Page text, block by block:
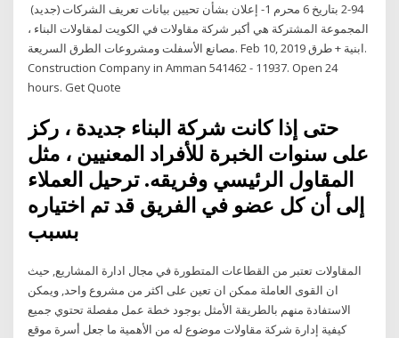
94-2 بتاريخ 6 محرم 1- إعلان بشأن تحيين بيانات تعريف الشركات (جديد)
المجموعة المشتركة هي أكبر شركة مقاولات في الكويت لمقاولات البناء ،
مصانع الأسفلت ومشروعات الطرق السريعة. Feb 10, 2019 ابنية + طرق.
Construction Company in Amman 541462 - 11937. Open 24
hours. Get Quote
حتى إذا كانت شركة البناء جديدة ، ركز
على سنوات الخبرة للأفراد المعنيين ، مثل
المقاول الرئيسي وفريقه. ترحيل العملاء
إلى أن كل عضو في الفريق قد تم اختياره
المقاولات تعتبر من القطاعات المتطورة في مجال ادارة المشاريع, حيث
ان القوى العاملة ممكن ان تعين على اكثر من مشروع واحد, ويمكن
الاستفادة منهم بالطريقة الأمثل بوجود خطة عمل مفصلة تحتوي جميع
كيفية إدارة شركة مقاولات موضوع له من الأهمية ما جعل أسرة موقع